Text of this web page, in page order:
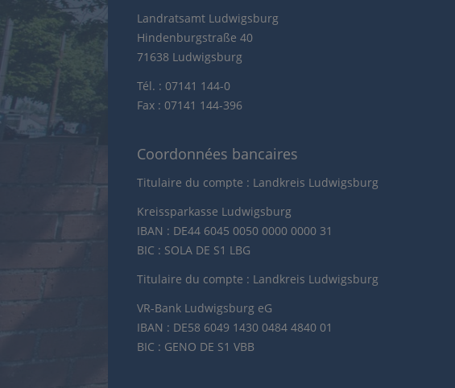
Landratsamt Ludwigsburg
Hindenburgstraße 40
71638 Ludwigsburg
Tél. : 07141 144-0
Fax : 07141 144-396
Coordonnées bancaires
Titulaire du compte : Landkreis Ludwigsburg
Kreissparkasse Ludwigsburg
IBAN : DE44 6045 0050 0000 0000 31
BIC : SOLA DE S1 LBG
Titulaire du compte : Landkreis Ludwigsburg
VR-Bank Ludwigsburg eG
IBAN : DE58 6049 1430 0484 4840 01
BIC : GENO DE S1 VBB